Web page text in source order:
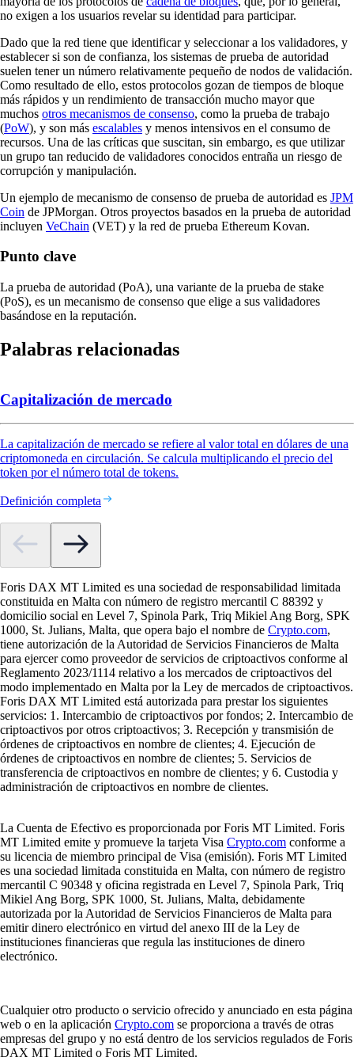
no exigen a los usuarios revelar su identidad para participar.
Dado que la red tiene que identificar y seleccionar a los validadores, y
establecer si son de confianza, los sistemas de prueba de autoridad
suelen tener un número relativamente pequeño de nodos de validación.
Como resultado de ello, estos protocolos gozan de tiempos de bloque
más rápidos y un rendimiento de transacción mucho mayor que
muchos otros mecanismos de consenso, como la prueba de trabajo
(PoW), y son más escalables y menos intensivos en el consumo de
recursos. Una de las críticas que suscitan, sin embargo, es que utilizar
un grupo tan reducido de validadores conocidos entraña un riesgo de
corrupción y manipulación.
Un ejemplo de mecanismo de consenso de prueba de autoridad es JPM
Coin de JPMorgan. Otros proyectos basados en la prueba de autoridad
incluyen VeChain (VET) y la red de prueba Ethereum Kovan.
Punto clave
La prueba de autoridad (PoA), una variante de la prueba de stake
(PoS), es un mecanismo de consenso que elige a sus validadores
basándose en la reputación.
Palabras relacionadas
Capitalización de mercado
La capitalización de mercado se refiere al valor total en dólares de una
criptomoneda en circulación. Se calcula multiplicando el precio del
token por el número total de tokens.
Definición completa
Foris DAX MT Limited es una sociedad de responsabilidad limitada
constituida en Malta con número de registro mercantil C 88392 y
domicilio social en Level 7, Spinola Park, Triq Mikiel Ang Borg, SPK
1000, St. Julians, Malta, que opera bajo el nombre de Crypto.com,
tiene autorización de la Autoridad de Servicios Financieros de Malta
para ejercer como proveedor de servicios de criptoactivos conforme al
Reglamento 2023/1114 relativo a los mercados de criptoactivos del
modo implementado en Malta por la Ley de mercados de criptoactivos.
Foris DAX MT Limited está autorizada para prestar los siguientes
servicios: 1. Intercambio de criptoactivos por fondos; 2. Intercambio de
criptoactivos por otros criptoactivos; 3. Recepción y transmisión de
órdenes de criptoactivos en nombre de clientes; 4. Ejecución de
órdenes de criptoactivos en nombre de clientes; 5. Servicios de
transferencia de criptoactivos en nombre de clientes; y 6. Custodia y
administración de criptoactivos en nombre de clientes.
La Cuenta de Efectivo es proporcionada por Foris MT Limited. Foris
MT Limited emite y promueve la tarjeta Visa Crypto.com conforme a
su licencia de miembro principal de Visa (emisión). Foris MT Limited
es una sociedad limitada constituida en Malta, con número de registro
mercantil C 90348 y oficina registrada en Level 7, Spinola Park, Triq
Mikiel Ang Borg, SPK 1000, St. Julians, Malta, debidamente
autorizada por la Autoridad de Servicios Financieros de Malta para
emitir dinero electrónico en virtud del anexo III de la Ley de
instituciones financieras que regula las instituciones de dinero
electrónico.
Cualquier otro producto o servicio ofrecido y anunciado en esta página
web o en la aplicación Crypto.com se proporciona a través de otras
empresas del grupo y no está dentro de los servicios regulados de Foris
DAX MT Limited o Foris MT Limited.